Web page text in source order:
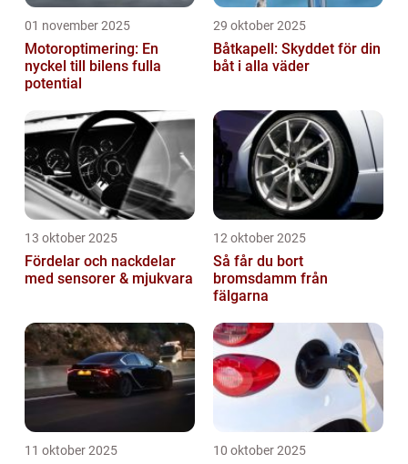
01 november 2025
Motoroptimering: En
nyckel till bilens fulla
potential
29 oktober 2025
Båtkapell: Skyddet för din
båt i alla väder
13 oktober 2025
Fördelar och nackdelar
med sensorer & mjukvara
12 oktober 2025
Så får du bort
bromsdamm från
fälgarna
11 oktober 2025 10 oktober 2025